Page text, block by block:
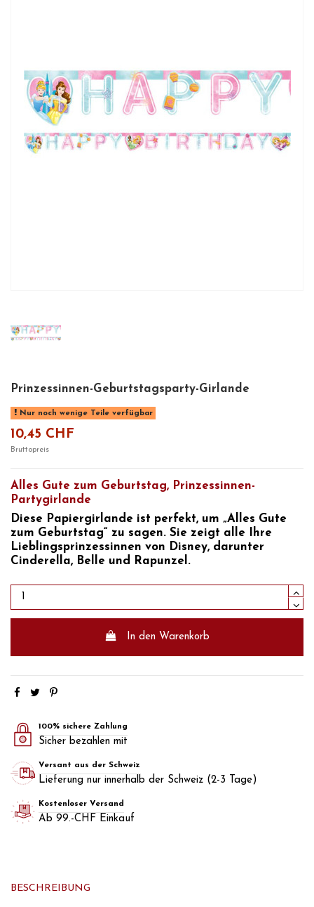
Prinzessinnen-Geburtstagsparty-Girlande
Nur noch wenige Teile verfügbar
10,45 CHF
Bruttopreis
Alles Gute zum Geburtstag, Prinzessinnen-
Partygirlande
Diese Papiergirlande ist perfekt, um „Alles Gute
zum Geburtstag“ zu sagen. Sie zeigt alle Ihre
Lieblingsprinzessinnen von Disney, darunter
Cinderella, Belle und Rapunzel.
In den Warenkorb
100% sichere Zahlung
Sicher bezahlen mit
Versant aus der Schweiz
Lieferung nur innerhalb der Schweiz (2-3 Tage)
Kostenloser Versand
Ab 99.-CHF Einkauf
BESCHREIBUNG